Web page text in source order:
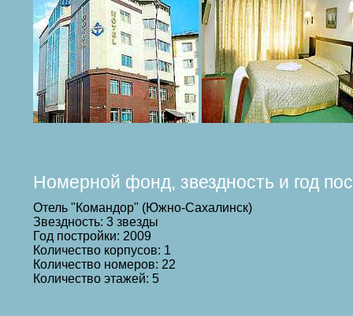
Номерной фонд, звездность и год
Отель "Командор" (Южно-Сахалинск)
Звездность: 3 звезды
Год постройки: 2009
Количество корпусов: 1
Количество номеров: 22
Количество этажей: 5